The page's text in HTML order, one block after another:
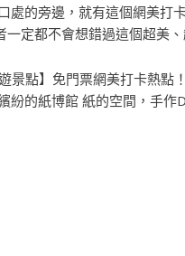
處的旁邊，就有這個網美打
一定都不會想錯過這個超美、